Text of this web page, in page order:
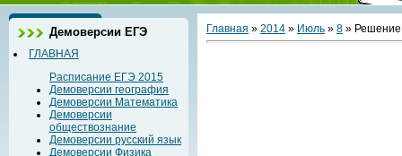
Демоверсии ЕГЭ
ГЛАВНАЯ
Расписание ЕГЭ 2015
Демоверсии география
Демоверсии Математика
Демоверсии
обществознание
Демоверсии русский язык
Демоверсии Физика
Главная » 2014 » Июль » 8 » Решение